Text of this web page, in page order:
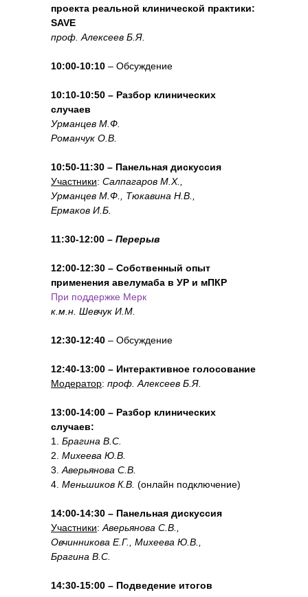
проекта реальной клинической практики:
SAVE
проф. Алексеев Б.Я.
10:00-10:10 – Обсуждение
10:10-10:50 – Разбор клинических
случаев
Урманцев М.Ф.
Романчук О.В.
10:50-11:30 – Панельная дискуссия
Участники: Салпагаров М.Х.,
Урманцев М.Ф., Тюкавина Н.В.,
Ермаков И.Б.
11:30-12:00 – Перерыв
12:00-12:30 – Собственный опыт
применения авелумаба в УР и мПКР
При поддержке Мерк
к.м.н. Шевчук И.М.
12:30-12:40 – Обсуждение
12:40-13:00 – Интерактивное голосование
Модератор: проф. Алексеев Б.Я.
13:00-14:00 – Разбор клинических
случаев:
1. Брагина В.С.
2. Михеева Ю.В.
3. Аверьянова С.В.
4. Меньшиков К.В. (онлайн подключение)
14:00-14:30 – Панельная дискуссия
Участники: Аверьянова С.В.,
Овчинникова Е.Г., Михеева Ю.В.,
Брагина В.С.
14:30-15:00 – Подведение итогов